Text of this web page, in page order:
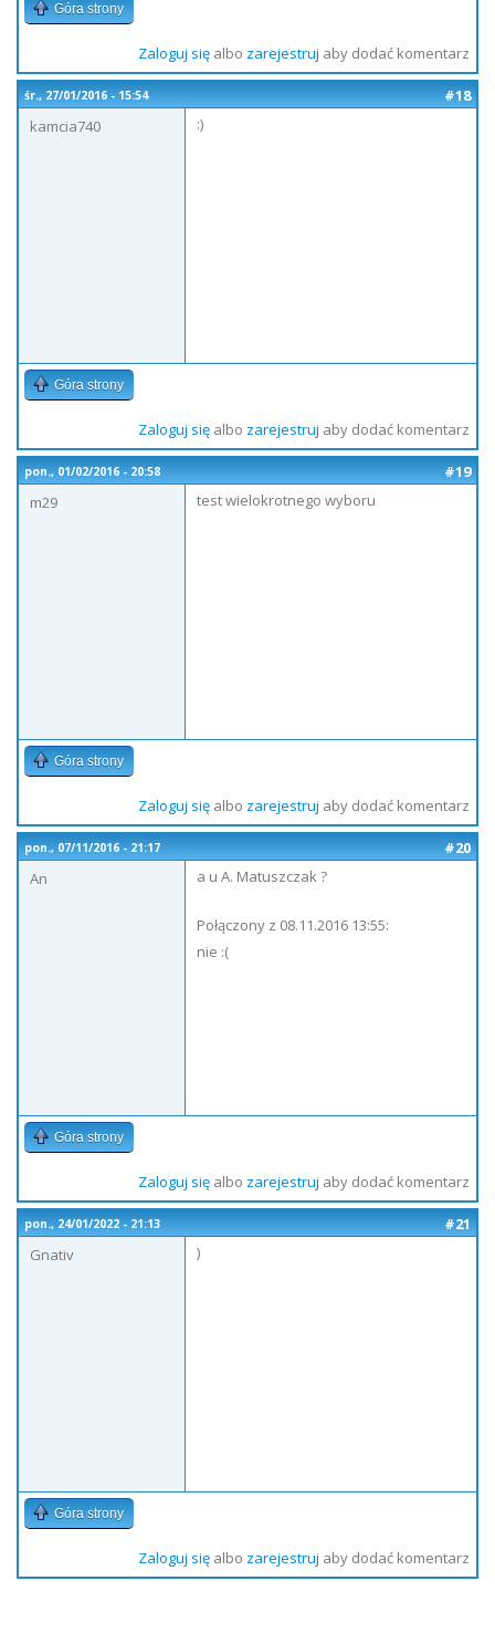
Góra strony
Zaloguj sięalbo zarejestruj aby dodać komentarz
śr., 27/01/2016 - 15:54
#18
kamcia740
:)
Góra strony
Zaloguj sięalbo zarejestruj aby dodać komentarz
pon., 01/02/2016 - 20:58
#19
m29
test wielokrotnego wyboru
Góra strony
Zaloguj sięalbo zarejestruj aby dodać komentarz
pon., 07/11/2016 - 21:17
#20
An
a u A. Matuszczak ?
Połączony z 08.11.2016 13:55:
nie :(
Góra strony
Zaloguj sięalbo zarejestruj aby dodać komentarz
pon., 24/01/2022 - 21:13
#21
Gnativ
)
Góra strony
Zaloguj sięalbo zarejestruj aby dodać komentarz